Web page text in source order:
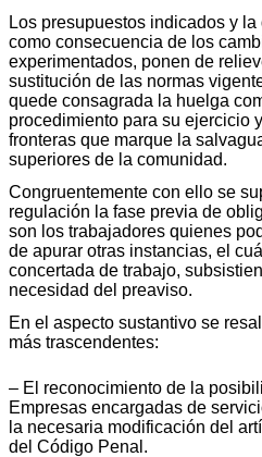
Los presupuestos indicados y
como consecuencia de los
experimentados, ponen de
sustitución de las normas
quede consagrada la huelga
procedimiento para su ejercicio
fronteras que marque la
superiores de la comunidad.
Congruentemente con ello se
regulación la fase previa de
son los trabajadores quienes
de apurar otras instancias, el
concertada de trabajo,
necesidad del preaviso.
En el aspecto sustantivo se
más trascendentes:
– El reconocimiento de la
Empresas encargadas de
la necesaria modificación del
del Código Penal.